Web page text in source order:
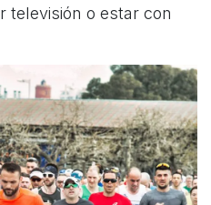
televisión o estar con